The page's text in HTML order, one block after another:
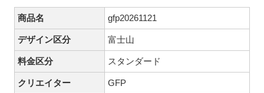
商品名 gfp20261121
デザイン区分 富士山
料金区分 スタンダード
クリエイター GFP